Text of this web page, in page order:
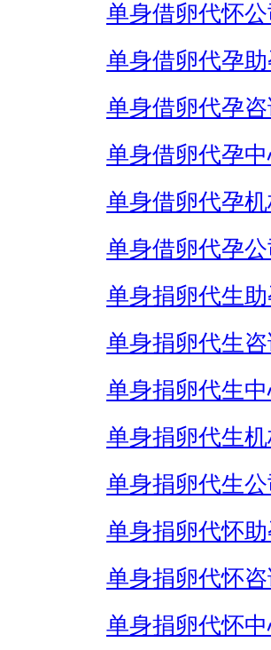
单身借卵代怀公
单身借卵代孕
单身借卵代孕咨
单身借卵代孕
单身借卵代孕机
单身借卵代孕公
单身捐卵代生
单身捐卵代生咨
单身捐卵代生
单身捐卵代生机
单身捐卵代生公
单身捐卵代怀
单身捐卵代怀咨
单身捐卵代怀